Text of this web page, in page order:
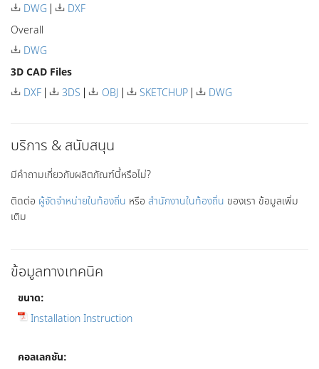
DWG
DXF
Overall
DWG
3D CAD Files
DXF
3DS OBJ SKETCHUP DWG
บริการ & สนับสนุน
มีคำถามเกี่ยวกับผลิตภัณฑ์นี้หรือไม่?
ติดต่อ ผู้จัดจำหน่ายในท้องถิ่น หรือ สำนักงานในท้องถิ่น ของเรา ข้อมูลเพิ่ม
เติม
ข้อมูลทางเทคนิค
ขนาด:
Installation Instruction
คอลเลกชัน: